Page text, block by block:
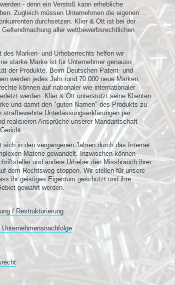
- denn ein Verstoß kann erhebliche
Zugleich müssen Unternehmen die eigenen
durchsetzen. Klier & Ott ist bei der
Geltendmachung aller wettbewerbsrechtlichen
des Marken- und Urheberrechts helfen wir
starke Marke ist für Unternehmer genauso
der Produkte. Beim Deutschen Patent- und
werden jedes Jahr rund 70.000 neue Marken
können auf nationaler wie internationaler
werden. Klier & Ott unterstützt seine Klienten
und damit den "guten Namen" des Produkts zu
Unterlassungserklärungen per
realisieren Ansprüche unserer Mandantschaft
sich in den vergangenen Jahren durch das Internet
Materie gewandelt. Inzwischen können
und andere Urheber den Missbrauch ihrer
dem Rechtsweg stoppen. Wir stellen für unsere
ihr geistiges Eigentum geschützt und ihre
gewahrt werden.
/ Restrukturierung